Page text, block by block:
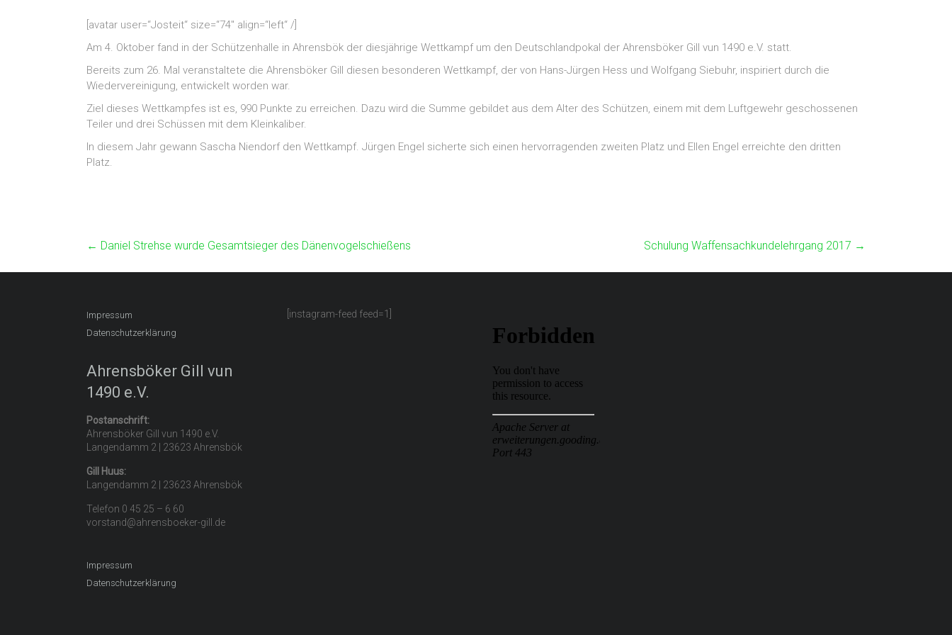
[avatar user=“Josteit“ size=“74″ align=“left“ /]
Am 4. Oktober fand in der Schützenhalle in Ahrensbök der diesjährige Wettkampf um den Deutschlandpokal der Ahrensböker Gill vun 1490 e.V. statt.
Bereits zum 26. Mal veranstaltete die Ahrensböker Gill diesen besonderen Wettkampf, der von Hans-Jürgen Hess und Wolfgang Siebuhr, inspiriert durch die
Wiedervereinigung, entwickelt worden war.
Ziel dieses Wettkampfes ist es, 990 Punkte zu erreichen. Dazu wird die Summe gebildet aus dem Alter des Schützen, einem mit dem Luftgewehr geschossenen
Teiler und drei Schüssen mit dem Kleinkaliber.
In diesem Jahr gewann Sascha Niendorf den Wettkampf. Jürgen Engel sicherte sich einen hervorragenden zweiten Platz und Ellen Engel erreichte den dritten
Platz.
← Daniel Strehse wurde Gesamtsieger des Dänenvogelschießens Schulung Waffensachkundelehrgang 2017 →
Impressum
Datenschutzerklärung
Ahrensböker Gill vun
1490 e.V.
Postanschrift:
Ahrensböker Gill vun 1490 e.V.
Langendamm 2 | 23623 Ahrensbök
Gill Huus:
Langendamm 2 | 23623 Ahrensbök
Telefon 0 45 25 – 6 60
vorstand@ahrensboeker-gill.de
Impressum
Datenschutzerklärung
[instagram-feed feed=1]